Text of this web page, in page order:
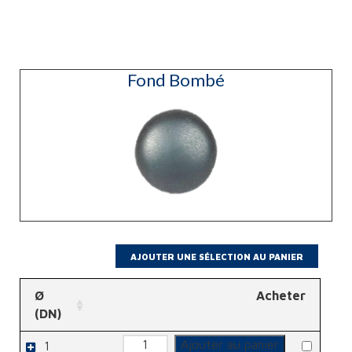
Fond Bombé
Ø
(DN)
Acheter
1 quantité
Ajouter au panier